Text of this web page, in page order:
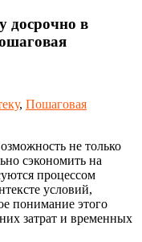
досрочно в
, Пошаговая
не только
сэкономить на
процессом
условий,
понимание этого
затрат и временных